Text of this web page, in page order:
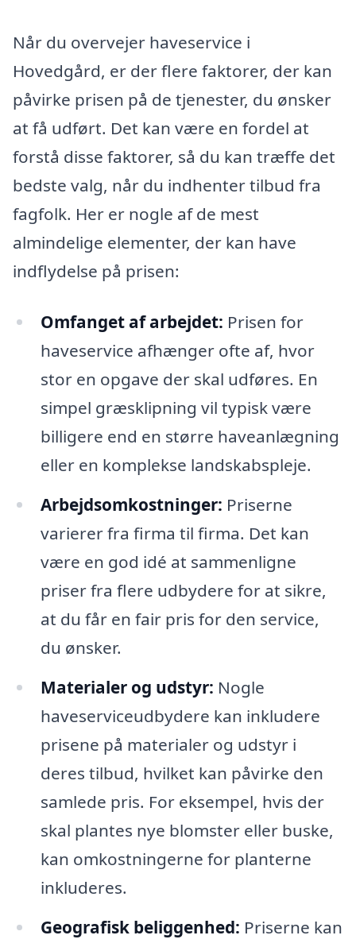
Når du overvejer haveservice i
Hovedgård, er der flere faktorer, der kan
påvirke prisen på de tjenester, du ønsker
at få udført. Det kan være en fordel at
forstå disse faktorer, så du kan træffe det
bedste valg, når du indhenter tilbud fra
fagfolk. Her er nogle af de mest
almindelige elementer, der kan have
indflydelse på prisen:
Omfanget af arbejdet: Prisen for
haveservice afhænger ofte af, hvor
stor en opgave der skal udføres. En
simpel græsklipning vil typisk være
billigere end en større haveanlægning
eller en komplekse landskabspleje.
Arbejdsomkostninger: Priserne
varierer fra firma til firma. Det kan
være en god idé at sammenligne
priser fra flere udbydere for at sikre,
at du får en fair pris for den service,
du ønsker.
Materialer og udstyr: Nogle
haveserviceudbydere kan inkludere
prisene på materialer og udstyr i
deres tilbud, hvilket kan påvirke den
samlede pris. For eksempel, hvis der
skal plantes nye blomster eller buske,
kan omkostningerne for planterne
inkluderes.
Geografisk beliggenhed: Priserne kan